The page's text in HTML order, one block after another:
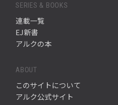
SERIES & BOOKS
連載一覧
EJ新書
アルクの本
ABOUT
このサイトについて
アルク公式サイト